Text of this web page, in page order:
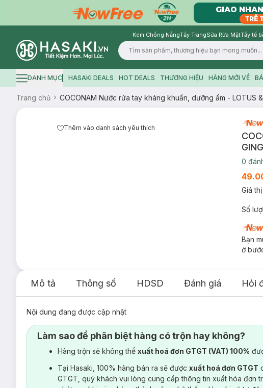
Kem Chống NắngTẩy TrangSữa Rửa MặtTẩy tế
Logo
Hamburger icon
DANH MỤC HASAKI DEALS HOT DEALS THƯƠNG HIỆU HÀNG MỚI VỀ
Trang chủ COCONAM Nước rửa tay kháng khuẩn, dưỡng ẩm - LOTUS &
Thêm vào danh sách yêu thích
0
Giá
Số
Bạn
ở
Mô tả Thông số HDSD Đánh giá Hỏi
Nội dung đang được cập nhật
Làm sao để phân biệt hàng có trộn hay không?
Hàng trộn sẽ không thể xuất hoá đơn GTGT (VAT) 100%
Tại Hasaki, 100% hàng bán ra sẽ được xuất hoá đơn GTGT
GTGT, quý khách vui lòng cung cấp thông tin xuất hóa đơn